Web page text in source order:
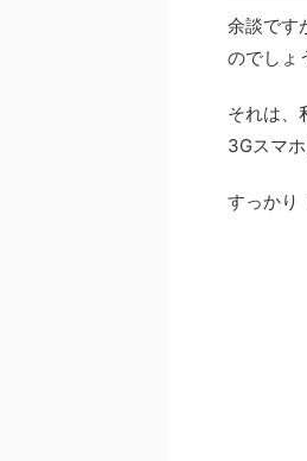
余談です
のでしょ
それは、
3Gスマ
すっかり